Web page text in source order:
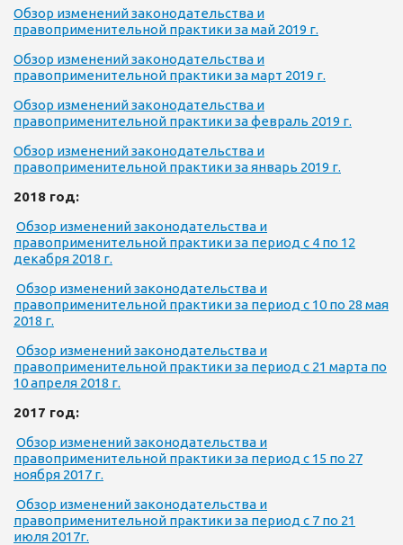
Обзор изменений законодательства и
правоприменительной практики за май 2019 г.
Обзор изменений законодательства и
правоприменительной практики за март 2019 г.
Обзор изменений законодательства и
правоприменительной практики за февраль 2019 г.
Обзор изменений законодательства и
правоприменительной практики за январь 2019 г.
2018 год:
Обзор изменений законодательства и
правоприменительной практики за период с 4 по 12
декабря 2018 г.
Обзор изменений законодательства и
правоприменительной практики за период с 10 по 28 мая
2018 г.
Обзор изменений законодательства и
правоприменительной практики за период с 21 марта по
10 апреля 2018 г.
2017 год:
Обзор изменений законодательства и
правоприменительной практики за период с 15 по 27
ноября 2017 г.
Обзор изменений законодательства и
правоприменительной практики за период с 7 по 21
июля 2017г.